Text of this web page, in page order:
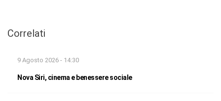
Correlati
9 Agosto 2026 - 14:30
Nova Siri, cinema e benessere sociale